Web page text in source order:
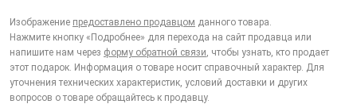
Изображение предоставлено продавцом данного товара.
Нажмите кнопку «Подробнее» для перехода на сайт продавца или
напишите нам через форму обратной связи, чтобы узнать, кто продает
этот подарок. Информация о товаре носит справочный характер. Для
уточнения технических характеристик, условий доставки и других
вопросов о товаре обращайтесь к продавцу.